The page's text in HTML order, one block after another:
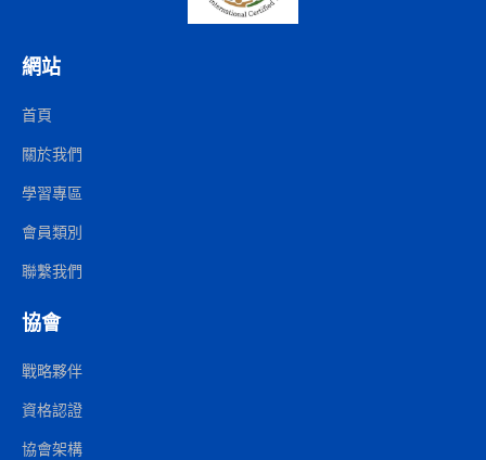
網站
首頁
關於我們
學習專區
會員類別
聯繫我們
協會
戰略夥伴
資格認證
協會架構